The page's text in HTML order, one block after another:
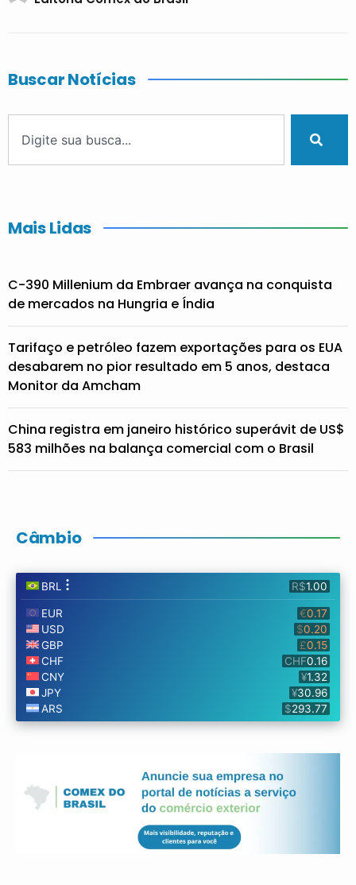
Buscar Notícias
Mais Lidas
C-390 Millenium da Embraer avança na conquista
de mercados na Hungria e Índia
Tarifaço e petróleo fazem exportações para os EUA
desabarem no pior resultado em 5 anos, destaca
Monitor da Amcham
China registra em janeiro histórico superávit de US$
583 milhões na balança comercial com o Brasil
Câmbio